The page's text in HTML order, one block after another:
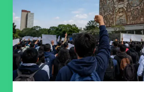
comisión
para
investigar
presunto
fraude
en